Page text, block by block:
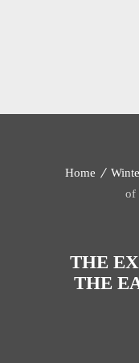
THE
THE
Home
of